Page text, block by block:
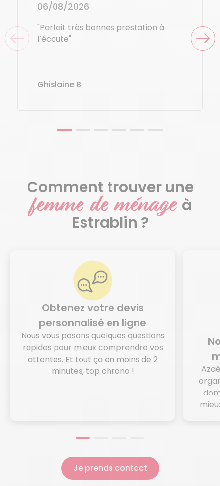
06/08/2026
"Parfait très bonnes prestation à
l’écoute"
Ghislaine B.
Comment trouver une
femme de ménage à
Estrablin ?
Obtenez votre devis
personnalisé en ligne
Nous vous posons quelques questions
rapides pour mieux comprendre vos
attentes. Et tout ça en moins de 2
minutes, top chrono !
Je prends contact